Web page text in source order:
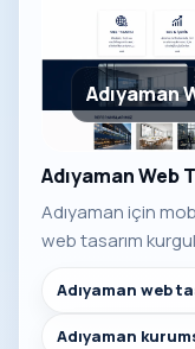
Adıyaman
Adıyaman Web
Adıyaman için
web tasarım
Adıyaman web
Adıyaman